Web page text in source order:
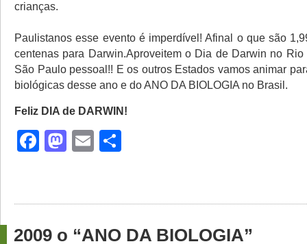
crianças.
Paulistanos esse evento é imperdível! Afinal o que são
centenas para Darwin. Aproveitem o Dia de Darwin no
São Paulo pessoal!! E os outros Estados vamos animar
biológicas desse ano e do ANO DA BIOLOGIA no Brasil.
Feliz DIA de DARWIN!
Facebook
Mastodon
Email
2009 o “ANO DA BIOLOGIA”